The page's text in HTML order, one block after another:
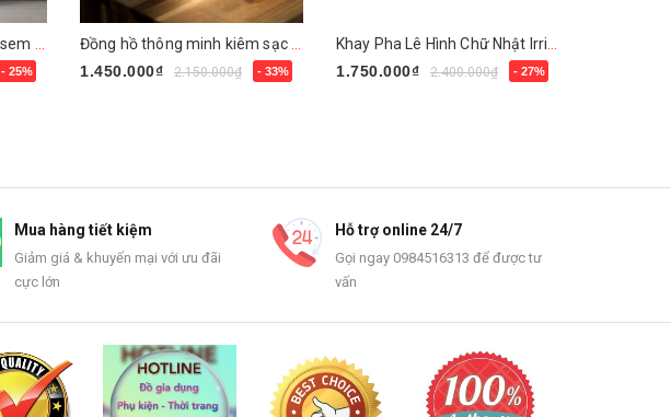
- 25%
1.450.000₫
2.150.000₫ - 33%
1.750.000₫
2.400.000₫ - 27%
Mua hàng tiết kiệm
Giảm giá & khuyến mại với ưu đãi
cực lớn
Hỗ trợ online 24/7
Gọi ngay 0984516313 để được tư
vấn